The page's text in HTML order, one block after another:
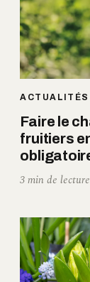
ACTUALITÉS
Faire le
fruitiers
3 min de lecture